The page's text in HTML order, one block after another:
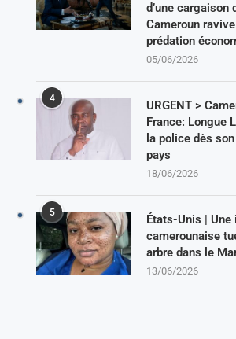
d’une cargaison
Cameroun
prédation
05/06/2026
4
URGENT >
France: Longue
la police dès
pays
18/06/2026
5
États-Unis |
camerounaise
arbre dans le
13/06/2026